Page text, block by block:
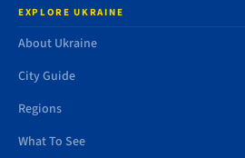
EXPLORE UKRAINE
About Ukraine
City Guide
Regions
What To See